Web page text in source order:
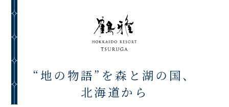
“地の物語”を森と湖の国、
北海道から